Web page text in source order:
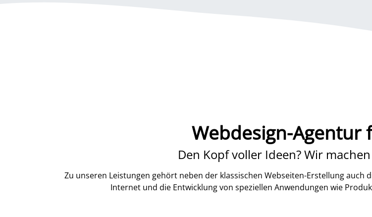
Webdesign-Agentur
Den Kopf voller Ideen? Wir
Zu unseren Leistungen gehört neben der klassischen Webseiten-Erstellung
Internet und die Entwicklung von speziellen Anwendungen wie